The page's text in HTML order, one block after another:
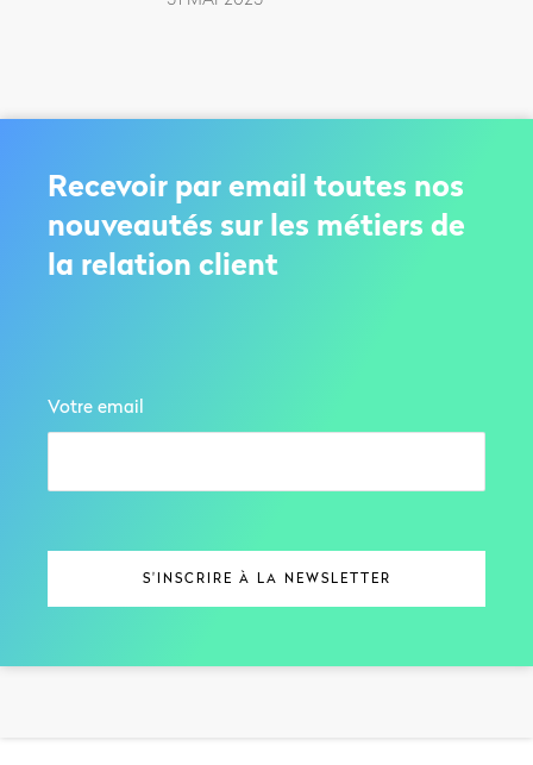
Recevoir par email toutes nos
nouveautés sur les métiers de
la relation client
Votre email